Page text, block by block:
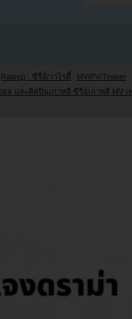
: ซีรี่ย์/วาไรตี้
MV/PV/Teaser
อล และศิลปินเกาหลี ซีรี่ย์เกาหลี MV